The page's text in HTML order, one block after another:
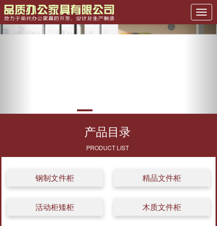
Previous
产品目录
PRODUCT LIST
钢制文件柜 精品文件柜
活动柜矮柜 木质文件柜